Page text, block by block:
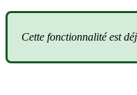
Cette fonctionnalité est